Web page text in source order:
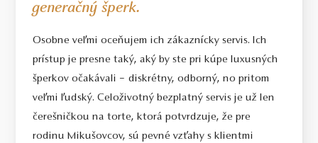
generačný šperk.
Osobne veľmi oceňujem ich zákaznícky servis. Ich
prístup je presne taký, aký by ste pri kúpe luxusných
šperkov očakávali – diskrétny, odborný, no pritom
veľmi ľudský. Celoživotný bezplatný servis je už len
čerešničkou na torte, ktorá potvrdzuje, že pre
rodinu Mikušovcov, sú pevné vzťahy s klientmi